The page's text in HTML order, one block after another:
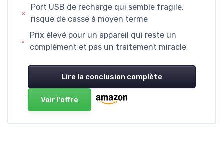
Port USB de recharge qui semble fragile,
risque de casse à moyen terme
Prix élevé pour un appareil qui reste un
complément et pas un traitement miracle
Lire la conclusion complète
Voir l'offre